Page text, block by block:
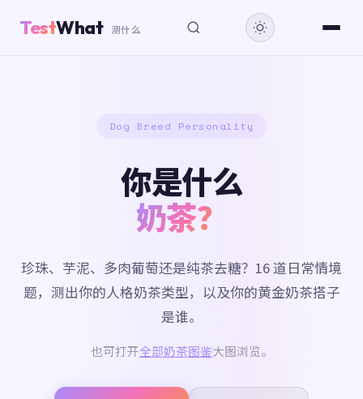
TestWhat 测什么
Dog Breed Personality
你是什么
奶茶？
珍珠、芋泥、多肉葡萄还是纯茶去糖？16 道日常情境
题，测出你的人格奶茶类型，以及你的黄金奶茶搭子
是谁。
也可打开全部奶茶图鉴大图浏览。